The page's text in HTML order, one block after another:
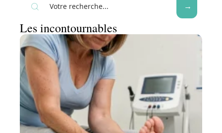
Les incontournables